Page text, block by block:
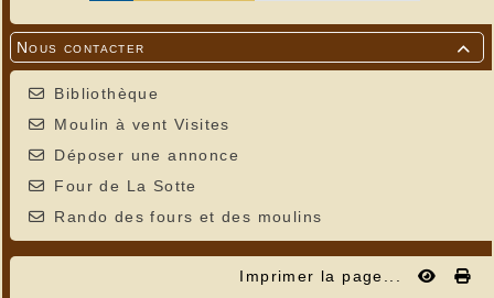

Nous contacter
Bibliothèque
Moulin à vent Visites
Déposer une annonce
Four de La Sotte
Rando des fours et des moulins
Imprimer la page...